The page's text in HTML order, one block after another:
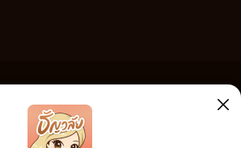
อรับผิดชอบต่อข้อความใดๆ ทั้งสิ้น ดังนั้นผู้อ่านทุกท่านโปรดใช้
เอง และหากท่านพบข้อความใดๆ ที่ขัดต่อกฎหมายและศีลธรรม